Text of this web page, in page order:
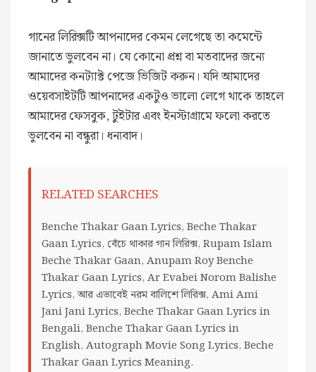
গানের লিরিক্সটি আপনাদের কেমন লেগেছে তা কমেন্টে
জানাতে ভুলবেন না। যে কোনো প্রশ্ন বা মতবাদের জন্যে
আমাদের কনট্যাক্ট পেজে ভিজিট করুন। যদি আমাদের
ওয়েবসাইটটি আপনাদের একটুও ভালো লেগে থাকে তাহলে
আমাদের ফেসবুক, টুইটার এবং ইনস্টাগ্রামে ফলো করতে
ভুলবেন না বন্ধুরা। ধন্যবাদ।
RELATED SEARCHES
Benche Thakar Gaan Lyrics, Beche Thakar
Gaan Lyrics, বেঁচে থাকার গান লিরিক্স, Rupam Islam
Beche Thakar Gaan, Anupam Roy Benche
Thakar Gaan Lyrics, Ar Evabei Norom Balishe
Lyrics, আর এভাবেই নরম বালিশে লিরিক্স, Ami Ami
Jani Jani Lyrics, Beche Thakar Gaan Lyrics in
Bengali, Benche Thakar Gaan Lyrics in
English, Autograph Movie Song Lyrics, Beche
Thakar Gaan Lyrics Meaning.